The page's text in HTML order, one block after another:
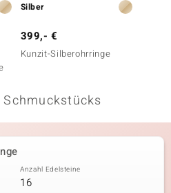
Silber
399,- €
Kunzit-Silberohrringe
Anzahl Edelsteine
16